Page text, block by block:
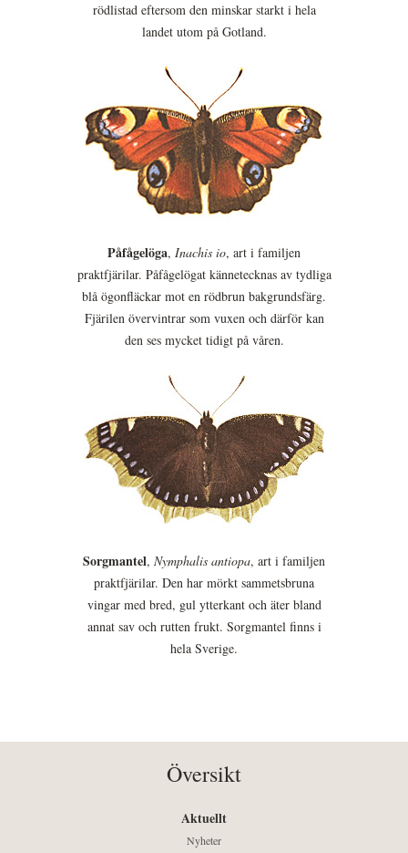
rödlistad eftersom den minskar starkt i hela
landet utom på Gotland.
Påfågelöga, Inachis io, art i familjen
praktfjärilar. Påfågelögat kännetecknas av tydliga
blå ögonfläckar mot en rödbrun bakgrundsfärg.
Fjärilen övervintrar som vuxen och därför kan
den ses mycket tidigt på våren.
Sorgmantel, Nymphalis antiopa, art i familjen
praktfjärilar. Den har mörkt sammetsbruna
vingar med bred, gul ytterkant och äter bland
annat sav och rutten frukt. Sorgmantel finns i
hela Sverige.
Översikt
Aktuellt
Nyheter